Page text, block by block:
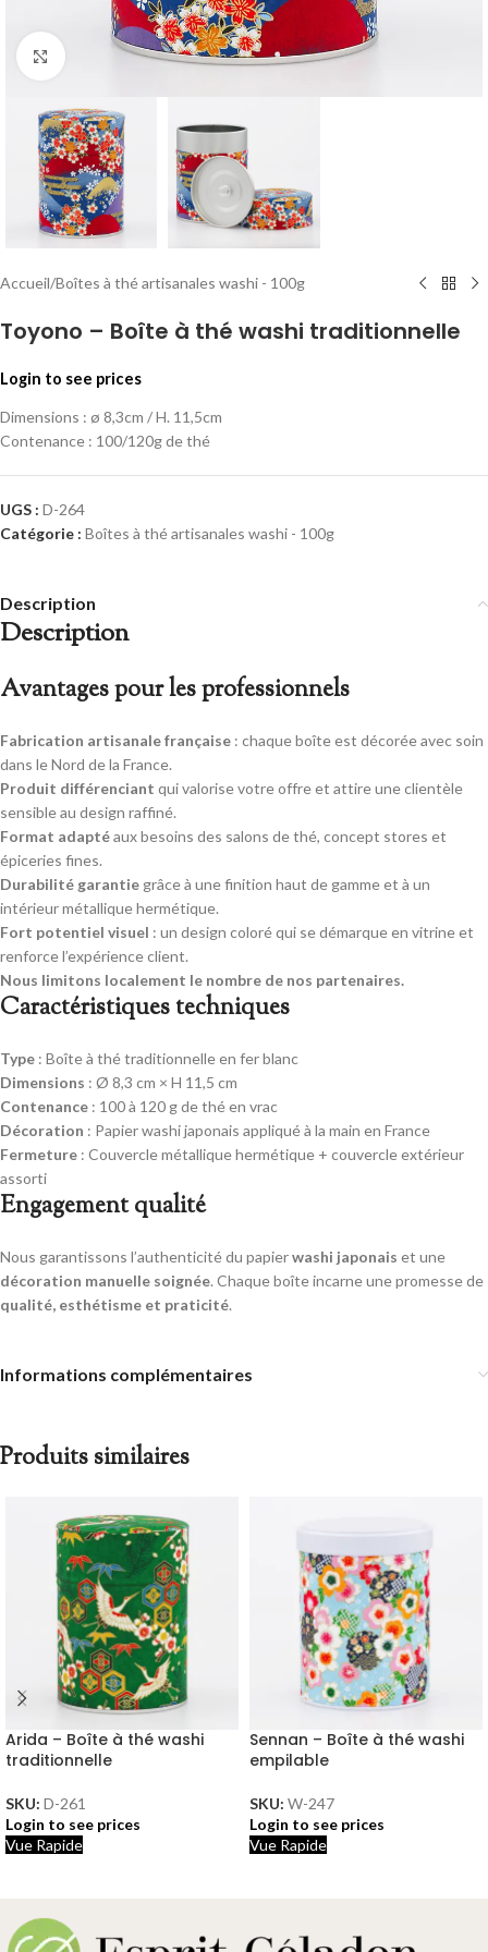
Click to enlarge
Accueil/Boîtes à thé artisanales washi - 100g
Toyono – Boîte à thé washi traditionnelle
Login to see prices
Dimensions : ø 8,3cm / H. 11,5cm
Contenance : 100/120g de thé
UGS : D-264
Catégorie : Boîtes à thé artisanales washi - 100g
Description
Description
Avantages pour les professionnels
Fabrication artisanale française : chaque boîte est décorée avec soin
dans le Nord de la France.
Produit différenciant qui valorise votre offre et attire une clientèle
sensible au design raffiné.
Format adaptéaux besoins des salons de thé, concept stores et
épiceries fines.
Durabilité garantie grâce à une finition haut de gamme et à un
intérieur métallique hermétique.
Fort potentiel visuel : un design coloré qui se démarque en vitrine et
renforce l’expérience client.
Nous limitons localement le nombre de nos partenaires.
Caractéristiques techniques
Type : Boîte à thé traditionnelle en fer blanc
Dimensions : Ø 8,3 cm × H 11,5 cm
Contenance : 100 à 120 g de thé en vrac
Décoration : Papier washi japonais appliqué à la main en France
Fermeture : Couvercle métallique hermétique + couvercle extérieur
assorti
Engagement qualité
Nous garantissons l’authenticité du papierwashi japonais et une
décoration manuelle soignée. Chaque boîte incarne une promesse de
qualité, esthétisme et praticité.
Informations complémentaires
Produits similaires
Arida – Boîte à thé washi
traditionnelle
SKU: D-261
Login to see prices
Vue Rapide
Sennan – Boîte à thé washi
empilable
SKU: W-247
Login to see prices
Vue Rapide